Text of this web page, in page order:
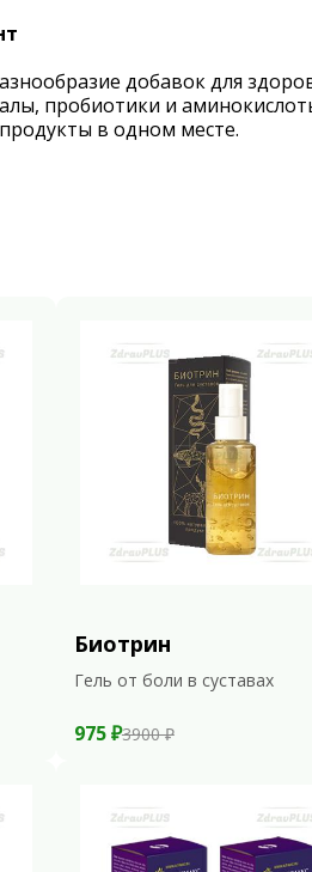
добавок для
пробиотики и
в одном месте.
Биотрин
Гель от боли в суставах
975 ₽3900 ₽